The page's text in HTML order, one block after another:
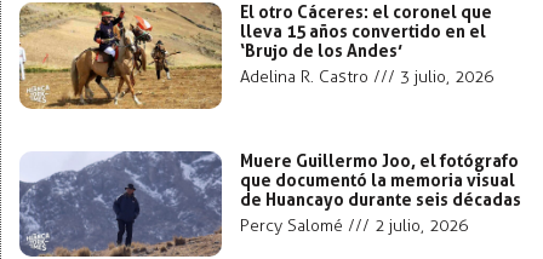
El otro Cáceres: el coronel que
lleva 15 años convertido en el
‘Brujo de los Andes’
Adelina R. Castro
3 julio, 2026
Muere Guillermo Joo, el fotógrafo
que documentó la memoria visual
de Huancayo durante seis décadas
Percy Salomé
2 julio, 2026